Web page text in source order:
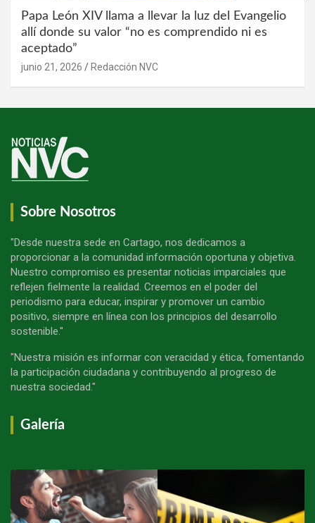
Papa León XIV llama a llevar la luz del Evangelio
allí donde su valor “no es comprendido ni es
aceptado”
junio 21, 2026 Redacción NVC
Sobre Nosotros
"Desde nuestra sede en Cartago, nos dedicamos a
proporcionar a la comunidad información oportuna y objetiva.
Nuestro compromiso es presentar noticias imparciales que
reflejen fielmente la realidad. Creemos en el poder del
periodismo para educar, inspirar y promover un cambio
positivo, siempre en línea con los principios del desarrollo
sostenible."
"Nuestra misión es informar con veracidad y ética, fomentando
la participación ciudadana y contribuyendo al progreso de
nuestra sociedad."
Galería